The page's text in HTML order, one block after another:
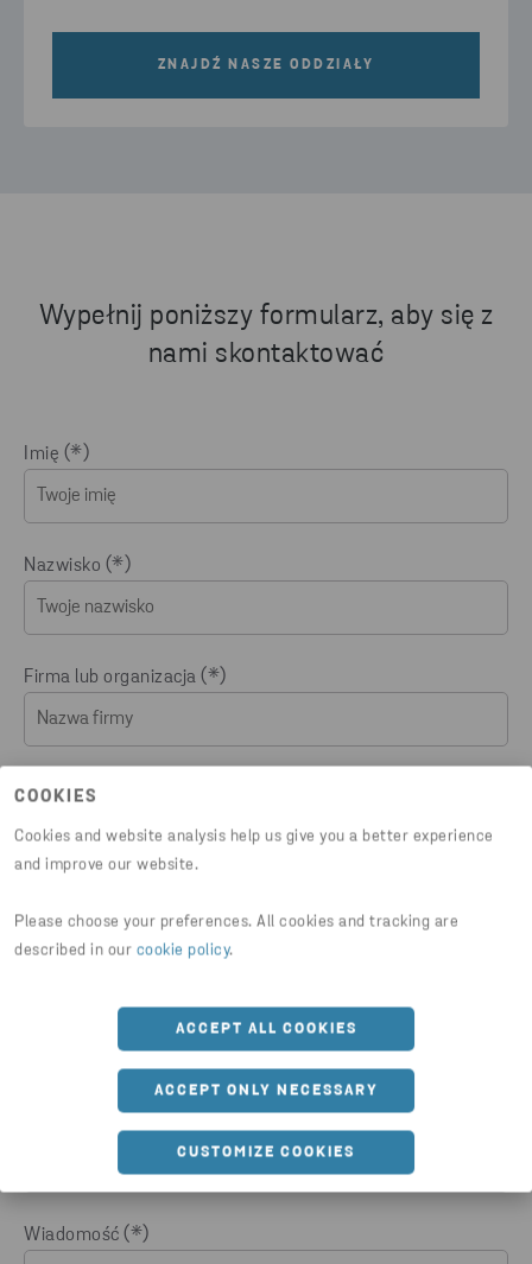
COOKIES
Cookies and website analysis help us give you a better experience
and improve our website.
Please choose your preferences. All cookies and tracking are
described in our cookie policy.
ACCEPT ALL COOKIES
ACCEPT ONLY NECESSARY
CUSTOMIZE COOKIES
ZNAJDŹ NASZE ODDZIAŁY
Wypełnij poniższy formularz, aby się z
nami skontaktować
Imię
Nazwisko
Firma lub organizacja
NIP
Numer telefonu
Wiadomość